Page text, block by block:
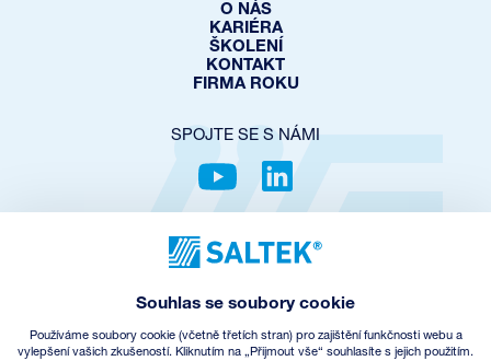
O NÁS
KARIÉRA
ŠKOLENÍ
KONTAKT
FIRMA ROKU
SPOJTE SE S NÁMI
OCHRANA SOUKROMÍ
COOKIES POLICY
OBCHODNÍ PODMÍNKY
Souhlas se soubory cookie
Používáme soubory cookie (včetně třetích stran) pro zajištění funkčnosti webu a
vylepšení vašich zkušeností. Kliknutím na „Přijmout vše“ souhlasíte s jejich použitím.